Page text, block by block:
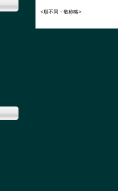
<順不同・敬称略>